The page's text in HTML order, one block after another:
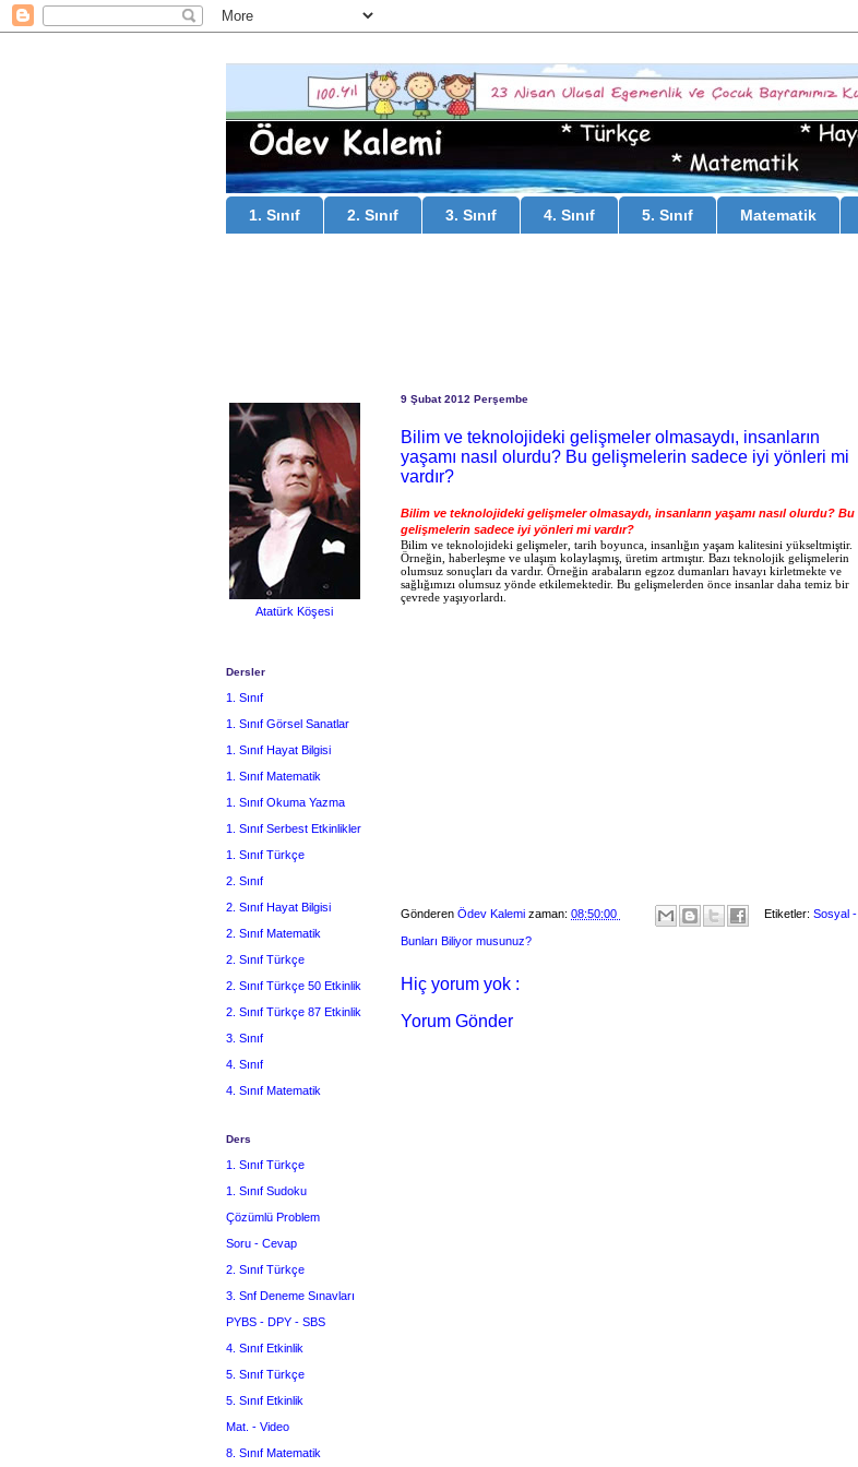
1. Sınıf 2. Sınıf 3. Sınıf 4. Sınıf 5. Sınıf Matematik
9 Şubat 2012 Perşembe
Bilim ve teknolojideki gelişmeler olmasaydı, insanların
yaşamı nasıl olurdu? Bu gelişmelerin sadece iyi yönleri mi
vardır?
Bilim ve teknolojideki gelişmeler olmasaydı, insanların yaşamı nasıl olurdu? Bu
gelişmelerin sadece iyi yönleri mi vardır?
Bilim ve teknolojideki gelişmeler, tarih boyunca, insanlığın yaşam kalitesini yükseltmiştir.
Örneğin, haberleşme ve ulaşım kolaylaşmış, üretim artmıştır. Bazı teknolojik gelişmelerin
olumsuz sonuçları da vardır. Örneğin arabaların egzoz dumanları havayı kirletmekte ve
sağlığımızı olumsuz yönde etkilemektedir. Bu gelişmelerden önce insanlar daha temiz bir
çevrede yaşıyorlardı.
Gönderen Ödev Kalemi zaman: 08:50:00 Etiketler: Sosyal -
Bunları Biliyor musunuz?
Hiç yorum yok :
Yorum Gönder
Atatürk Köşesi
Dersler
1. Sınıf
1. Sınıf Görsel Sanatlar
1. Sınıf Hayat Bilgisi
1. Sınıf Matematik
1. Sınıf Okuma Yazma
1. Sınıf Serbest Etkinlikler
1. Sınıf Türkçe
2. Sınıf
2. Sınıf Hayat Bilgisi
2. Sınıf Matematik
2. Sınıf Türkçe
2. Sınıf Türkçe 50 Etkinlik
2. Sınıf Türkçe 87 Etkinlik
3. Sınıf
4. Sınıf
4. Sınıf Matematik
Ders
1. Sınıf Türkçe
1. Sınıf Sudoku
Çözümlü Problem
Soru - Cevap
2. Sınıf Türkçe
3. Snf Deneme Sınavları
PYBS - DPY - SBS
4. Sınıf Etkinlik
5. Sınıf Türkçe
5. Sınıf Etkinlik
Mat. - Video
8. Sınıf Matematik